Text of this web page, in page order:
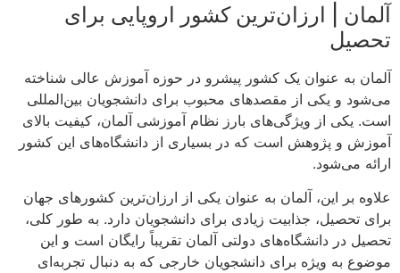
آلمان | ارزان‌ترین کشور اروپایی برای
تحصیل
آلمان به عنوان یک کشور پیشرو در حوزه آموزش عالی شناخته
می‌شود و یکی از مقصدهای محبوب برای دانشجویان بین‌المللی
است. یکی از ویژگی‌های بارز نظام آموزشی آلمان، کیفیت بالای
آموزش و پژوهش است که در بسیاری از دانشگاه‌های این کشور
ارائه می‌شود.
علاوه بر این، آلمان به عنوان یکی از ارزان‌ترین کشورهای جهان
برای تحصیل، جذابیت زیادی برای دانشجویان دارد. به طور کلی،
تحصیل در دانشگاه‌های دولتی آلمان تقریباً رایگان است و این
موضوع به ویژه برای دانشجویان خارجی که به دنبال تجربه‌ای